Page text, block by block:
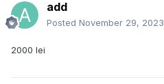
add
Posted November 29, 2023
2000 lei